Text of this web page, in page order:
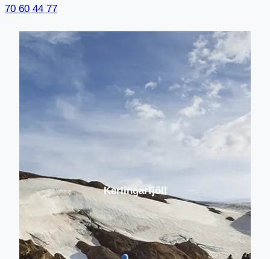
70 60 44 77
Kerlingarfjöll